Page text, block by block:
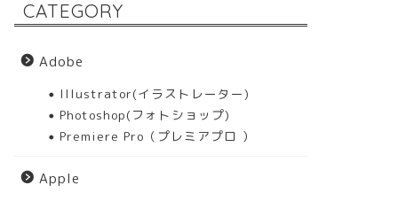
CATEGORY
Adobe
Illustrator(イラストレーター)
Photoshop(フォトショップ)
Premiere Pro（プレミアプロ ）
Apple